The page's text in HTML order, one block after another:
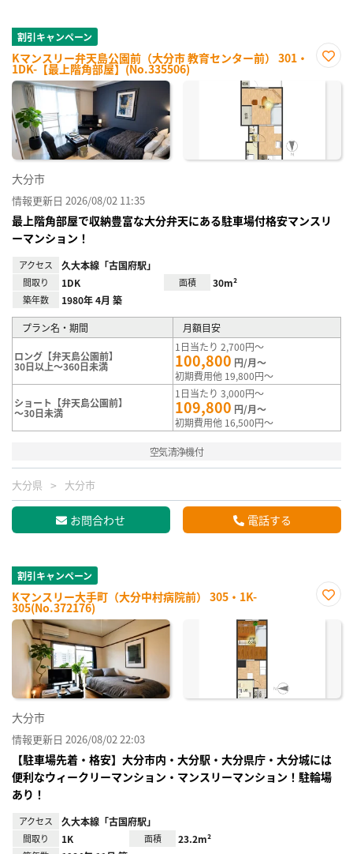
割引キャンペーン
Kマンスリー弁天島公園前（大分市 教育センター前） 301・
1DK-【最上階角部屋】(No.335506)
に入
大分市
情報更新日 2026/08/02 11:35
最上階角部屋で収納豊富な大分弁天にある駐車場付格安マンスリ
ーマンション！
アクセス 久大本線「古国府駅」
間取り 1DK 面積 30m²
築年数 1980年 4月 築
プラン名・期間 月額目安
ロング【弁天島公園前】
30日以上～360日未満
1日当たり 2,700円～
100,800 円/月～
初期費用他 19,800円～
ショート【弁天島公園前】
～30日未満
1日当たり 3,000円～
109,800 円/月～
初期費用他 16,500円～
空気清浄機付
大分県 大分市
お問合わせ 電話する
割引キャンペーン
Kマンスリー大手町（大分中村病院前） 305・1K-
305(No.372176)
に入
大分市
情報更新日 2026/08/02 22:03
【駐車場先着・格安】大分市内・大分駅・大分県庁・大分城には
便利なウィークリーマンション・マンスリーマンション！駐輪場
あり！
アクセス 久大本線「古国府駅」
間取り 1K 面積 23.2m²